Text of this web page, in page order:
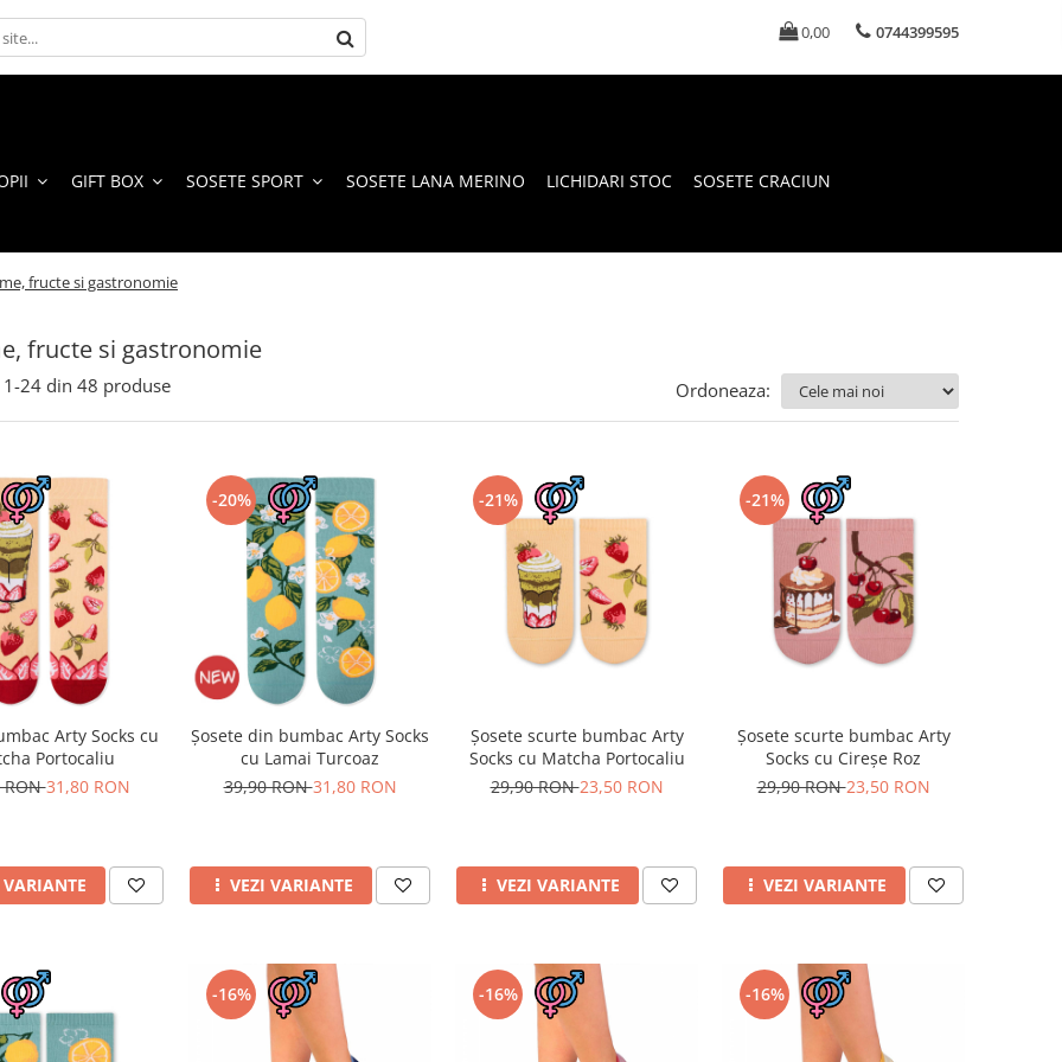
0,00 0744399595
GIFT BOX SOSETE SPORT SOSETE LANA MERINO LICHIDARI STOC SOSETE CRACIUN
fructe si gastronomie
fructe si gastronomie
1-24 din 48 produse Ordoneaza:
Arty Socks cu
Portocaliu
RON31,80 RON
-20%
Șosete din bumbac Arty Socks
cu Lamai Turcoaz
39,90 RON31,80 RON
VEZI VARIANTE
-21%
Șosete scurte bumbac Arty
Socks cu Matcha Portocaliu
29,90 RON23,50 RON
VEZI VARIANTE
-21%
Șosete scurte bumbac Arty
Socks cu Cireșe Roz
29,90 RON23,50 RON
VEZI VARIANTE
-16% -16% -16%